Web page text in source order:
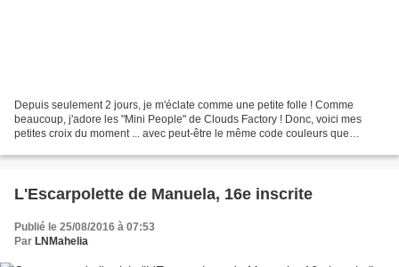
Depuis seulement 2 jours, je m'éclate comme une petite folle ! Comme
beaucoup, j'adore les "Mini People" de Clouds Factory ! Donc, voici mes
petites croix du moment ... avec peut-être le même code couleurs que
L'Escarpolette de Manuela, 16e inscrite
Publié le 25/08/2016 à 07:53
Par LNMahelia